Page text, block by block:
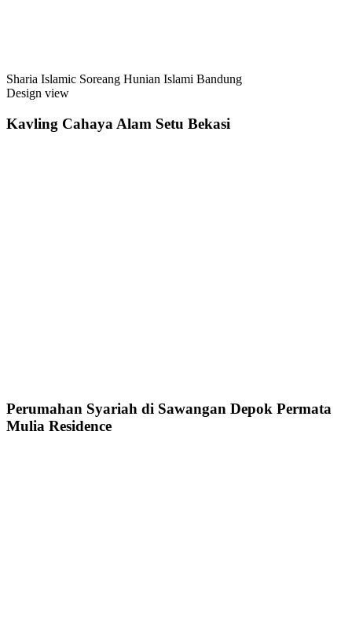
Sharia Islamic Soreang Hunian Islami Bandung
Design view
Kavling Cahaya Alam Setu Bekasi
Perumahan Syariah di Sawangan Depok Permata
Mulia Residence